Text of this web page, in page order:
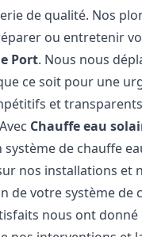
de qualité. Nos
ou entretenir
Port. Nous nous
ce soit pour une
et
Chauffe eau
système de chauffe
nos installations et
de votre système de
nous ont